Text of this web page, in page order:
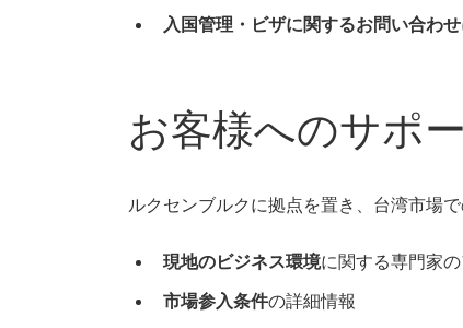
入国管理・ビザに関するお問い合わせ
お客様へのサポ
ルクセンブルクに拠点を置き、台湾市場
現地のビジネス環境に関する専門家
市場参入条件の詳細情報